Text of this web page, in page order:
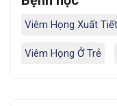
Viêm Họng Xuất Tiết
Viêm Họng Ở Trẻ